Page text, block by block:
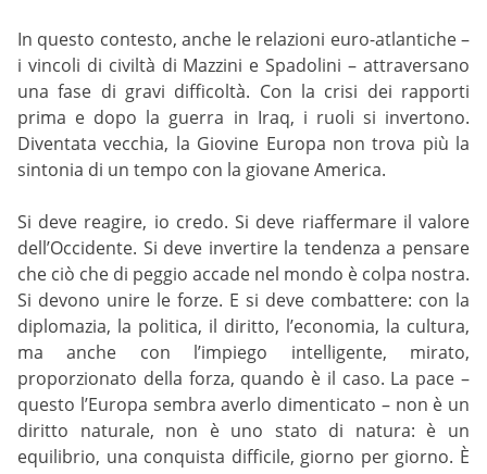
In questo contesto, anche le relazioni euro-atlantiche –
i vincoli di civiltà di Mazzini e Spadolini – attraversano
una fase di gravi difficoltà. Con la crisi dei rapporti
prima e dopo la guerra in Iraq, i ruoli si invertono.
Diventata vecchia, la Giovine Europa non trova più la
sintonia di un tempo con la giovane America.
Si deve reagire, io credo. Si deve riaffermare il valore
dell’Occidente. Si deve invertire la tendenza a pensare
che ciò che di peggio accade nel mondo è colpa nostra.
Si devono unire le forze. E si deve combattere: con la
diplomazia, la politica, il diritto, l’economia, la cultura,
ma anche con l’impiego intelligente, mirato,
proporzionato della forza, quando è il caso. La pace –
questo l’Europa sembra averlo dimenticato – non è un
diritto naturale, non è uno stato di natura: è un
equilibrio, una conquista difficile, giorno per giorno. È